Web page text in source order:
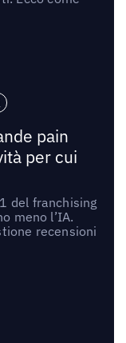
pain
per cui
del franchising
meno l’IA.
recensioni